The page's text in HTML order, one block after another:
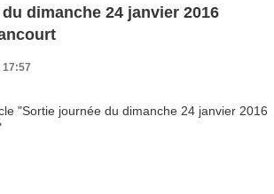
dimanche 24 janvier 2016
17:57